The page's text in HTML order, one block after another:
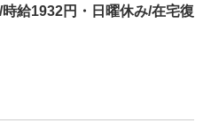
給1932円・日曜休み/在宅復